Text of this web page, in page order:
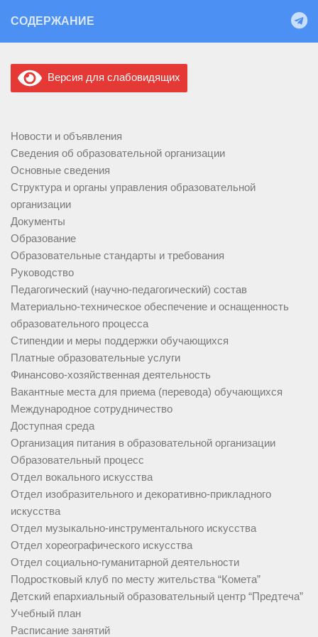
Перейти к содержимому
СОДЕРЖАНИЕ
Версия для слабовидящих
Новости и объявления
Сведения об образовательной организации
Основные сведения
Структура и органы управления образовательной
организации
Документы
Образование
Образовательные стандарты и требования
Руководство
Педагогический (научно-педагогический) состав
Материально-техническое обеспечение и оснащенность
образовательного процесса
Стипендии и меры поддержки обучающихся
Платные образовательные услуги
Финансово-хозяйственная деятельность
Вакантные места для приема (перевода) обучающихся
Международное сотрудничество
Доступная среда
Организация питания в образовательной организации
Образовательный процесс
Отдел вокального искусства
Отдел изобразительного и декоративно-прикладного
искусства
Отдел музыкально-инструментального искусства
Отдел хореографического искусства
Отдел социально-гуманитарной деятельности
Подростковый клуб по месту жительства “Комета”
Детский епархиальный образовательный центр “Предтеча”
Учебный план
Расписание занятий